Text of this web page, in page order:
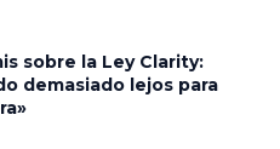
sobre la Ley Clarity:
demasiado lejos para